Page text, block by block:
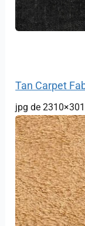
Tan Carpet
jpg de